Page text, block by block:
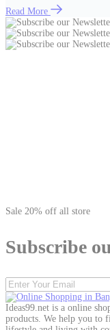
Read More
Sale 20% off all store
Subscribe
Ideas99.net is a online
products. We help you to